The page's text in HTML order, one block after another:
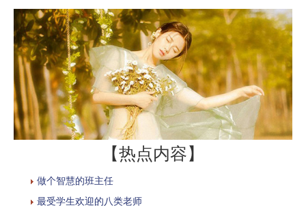
【热点内容】
做个智慧的班主任
最受学生欢迎的八类老师